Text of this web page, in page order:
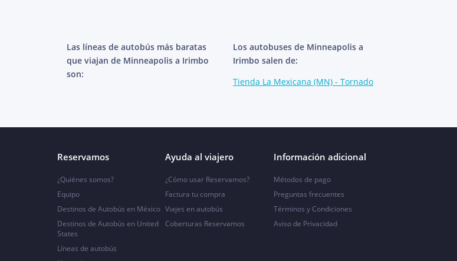
Las líneas de autobús más baratas
que viajan de Minneapolis a Irimbo
son:
Los autobuses de Minneapolis a
Irimbo salen de:
Tienda La Mexicana (MN) - Tornado
Reservamos
¿Quiénes somos?
Equipo
Destinos de Autobús en México
Destinos de Autobús en United
States
Líneas de autobús
Ayuda al viajero
¿Cómo usar Reservamos?
Factura tu compra
Viajes en autobús
Coberturas Reservamos
Información adicional
Métodos de pago
Preguntas frecuentes
Términos y Condiciones
Aviso de Privacidad